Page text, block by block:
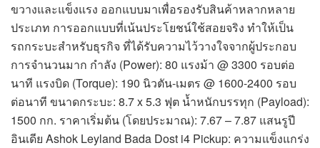
ขวางและแข็งแรง ออกแบบมาเพื่อรองรับสินค้าหลากหลาย
ประเภท การออกแบบที่เน้นประโยชน์ใช้สอยจริง ทำให้เป็น
รถกระบะสำหรับธุรกิจ ที่ได้รับความไว้วางใจจากผู้ประกอบ
การจำนวนมาก กำลัง (Power): 80 แรงม้า @ 3300 รอบต่อ
นาที แรงบิด (Torque): 190 นิวตัน-เมตร @ 1600-2400 รอบ
ต่อนาที ขนาดกระบะ: 8.7 x 5.3 ฟุต น้ำหนักบรรทุก (Payload):
1500 กก. ราคาเริ่มต้น (โดยประมาณ): 7.67 – 7.87 แสนรูปี
อินเดีย Ashok Leyland Bada Dost i4 Pickup: ความแข็งแกร่ง